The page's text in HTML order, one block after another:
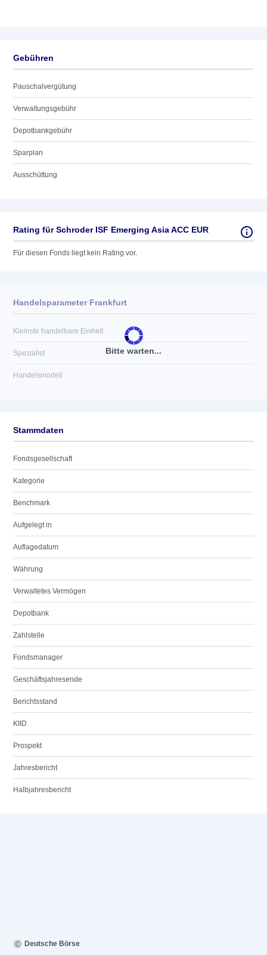
Gebühren
Pauschalvergütung
Verwaltungsgebühr
Depotbankgebühr
Sparplan
Ausschüttung
Rating für Schroder ISF Emerging Asia ACC EUR
Für diesen Fonds liegt kein Rating vor.
Bitte warten...
Handelsparameter Frankfurt
Kleinste handelbare Einheit
Spezialist
Handelsmodell
Stammdaten
Fondsgesellschaft
Kategorie
Benchmark
Aufgelegt in
Auflagedatum
Währung
Verwaltetes Vermögen
Depotbank
Zahlstelle
Fondsmanager
Geschäftsjahresende
Berichtsstand
KIID
Prospekt
Jahresbericht
Halbjahresbericht
Deutsche Börse